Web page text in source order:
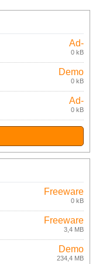
Ad-
supported
0 kB
Demo
0 kB
Ad-
supported
0 kB
Freeware
0 kB
Freeware
3,4 MB
Demo
234,4 MB